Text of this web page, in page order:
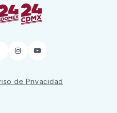
InstagramYouTube
de Privacidad